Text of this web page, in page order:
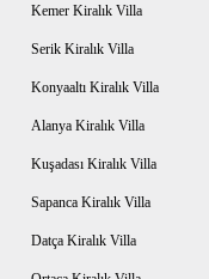
Kemer Kiralık Villa
Serik Kiralık Villa
Konyaaltı Kiralık Villa
Alanya Kiralık Villa
Kuşadası Kiralık Villa
Sapanca Kiralık Villa
Datça Kiralık Villa